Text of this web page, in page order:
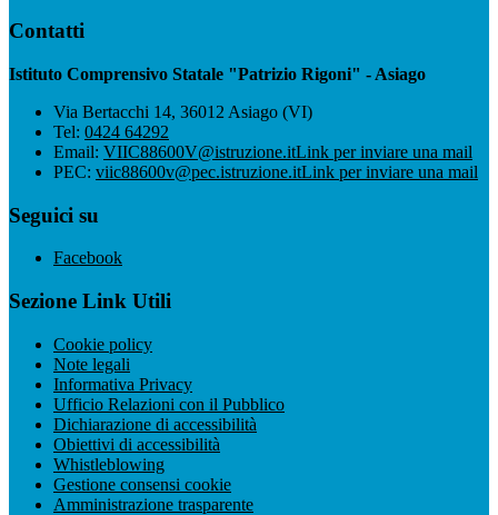
Contatti
Istituto Comprensivo Statale "Patrizio Rigoni" - Asiago
Via Bertacchi 14, 36012 Asiago (VI)
Tel: 0424 64292
Email: VIIC88600V@istruzione.itLink per inviare una mail
PEC: viic88600v@pec.istruzione.itLink per inviare una mail
Seguici su
Facebook
Sezione Link Utili
Cookie policy
Note legali
Informativa Privacy
Ufficio Relazioni con il Pubblico
Dichiarazione di accessibilità
Obiettivi di accessibilità
Whistleblowing
Gestione consensi cookie
Amministrazione trasparente